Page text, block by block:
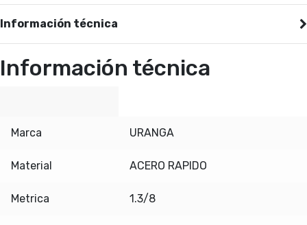
Información técnica
Información técnica
Marca URANGA
Material ACERO RAPIDO
Metrica 1.3/8